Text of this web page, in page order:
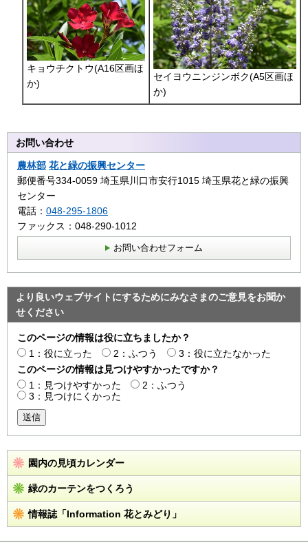
キョウチクトウ(A16区画ほ
か)
セイヨウニンジンボク(A5区画ほ
か)
お問い合わせ
農林部 花と緑の振興センター
郵便番号334-0059 埼玉県川口市安行1015 埼玉県花と緑の振興
センター
電話： 048-295-1806
ファックス：048-290-1012
お問い合わせフォーム
より良いウェブサイトにするためにみなさまのご意見をお聞か
せください
このページの情報は役に立ちましたか？
1：役に立った
2：ふつう
3：役に立たなかった
このページの情報は見つけやすかったですか？
1：見つけやすかった
2：ふつう
3：見つけにくかった
送信
園内の見頃カレンダー
緑のカーテンをつくろう
情報誌「Information 花とみどり」